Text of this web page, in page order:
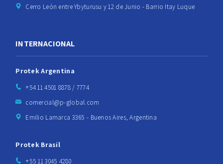
Cerro León entre Ybyturusu y 12 de Junio - Barrio Itay Luque
INTERNACIONAL
Protek Argentina
+54 11 4501 8878 / 7774
comercial@p-global.com
Emilio Lamarca 3365 - Buenos Aires, Argentina
Protek Brasil
+55 11 3045 4280